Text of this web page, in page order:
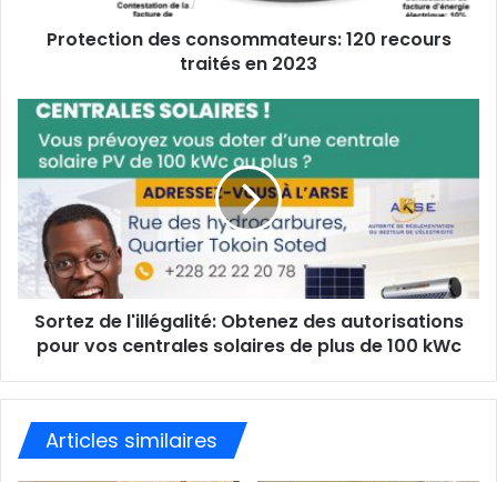
m
l
Protection des consommateurs: 120 recours
traités en 2023
Sortez de l'illégalité: Obtenez des autorisations
pour vos centrales solaires de plus de 100 kWc
Articles similaires